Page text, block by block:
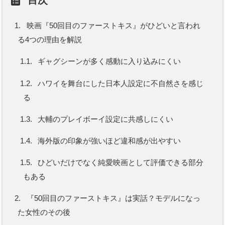
1.
映画『50回目のファーストキス』がひどいと言われ
る4つの理由を解説
1.1. ギャグシーンが多く感動に入り込みにくい
1.2.
ハワイを舞台にした日本人設定に不自然さを感じ
る
1.3. 大輔のプレイボーイ設定に共感しにくい
1.4. 海外版の印象が強いほど違和感が出やすい
1.5.
ひどいだけでなく純愛映画として評価できる部分
もある
2.
『50回目のファーストキス』は実話？モデルになっ
た女性のその後